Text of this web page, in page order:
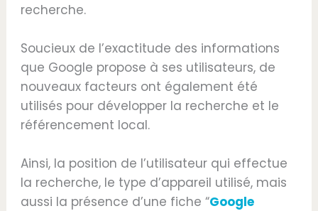
recherche.
Soucieux de l’exactitude des informations
que Google propose à ses utilisateurs, de
nouveaux facteurs ont également été
utilisés pour développer la recherche et le
référencement local.
Ainsi, la position de l’utilisateur qui effectue
la recherche, le type d’appareil utilisé, mais
aussi la présence d’une fiche “Google